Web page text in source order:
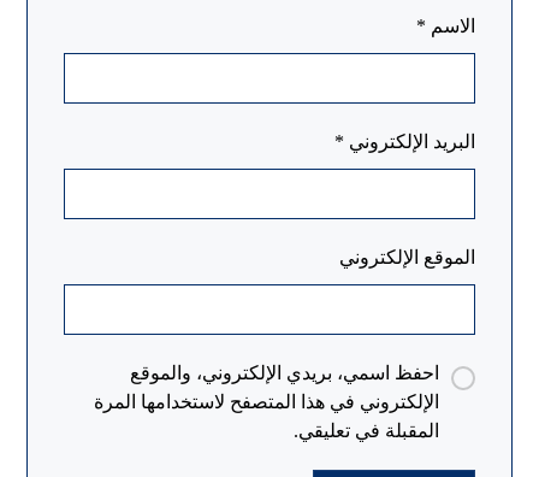
الاسم *
البريد الإلكتروني *
الموقع الإلكتروني
احفظ اسمي، بريدي الإلكتروني، والموقع
الإلكتروني في هذا المتصفح لاستخدامها المرة
المقبلة في تعليقي.